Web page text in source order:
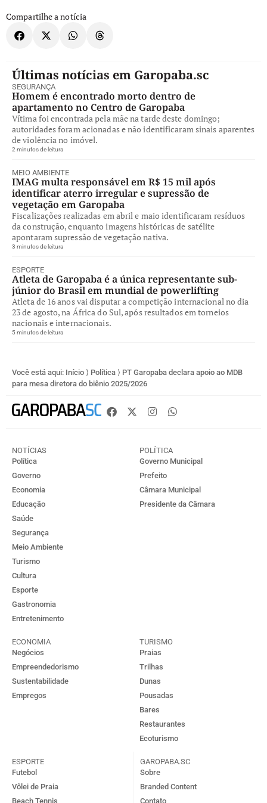
Compartilhe a notícia
Últimas notícias em Garopaba.sc
SEGURANÇA
Homem é encontrado morto dentro de
apartamento no Centro de Garopaba
Vítima foi encontrada pela mãe na tarde deste domingo;
autoridades foram acionadas e não identificaram sinais aparentes
de violência no imóvel.
2 minutos de leitura
MEIO AMBIENTE
IMAG multa responsável em R$ 15 mil após
identificar aterro irregular e supressão de
vegetação em Garopaba
Fiscalizações realizadas em abril e maio identificaram resíduos
da construção, enquanto imagens históricas de satélite
apontaram supressão de vegetação nativa.
3 minutos de leitura
ESPORTE
Atleta de Garopaba é a única representante sub-
júnior do Brasil em mundial de powerlifting
Atleta de 16 anos vai disputar a competição internacional no dia
23 de agosto, na África do Sul, após resultados em torneios
nacionais e internacionais.
5 minutos de leitura
Você está aqui: Início ⟩ Política ⟩ PT Garopaba declara apoio ao MDB
para mesa diretora do biênio 2025/2026
NOTÍCIAS
Política
Governo
Economia
Educação
Saúde
Segurança
Meio Ambiente
Turismo
Cultura
Esporte
Gastronomia
Entretenimento
POLÍTICA
Governo Municipal
Prefeito
Câmara Municipal
Presidente da Câmara
ECONOMIA
Negócios
Empreendedorismo
Sustentabilidade
Empregos
TURISMO
Praias
Trilhas
Dunas
Pousadas
Bares
Restaurantes
Ecoturismo
ESPORTE
Futebol
Vôlei de Praia
Beach Tennis
GAROPABA.SC
Sobre
Branded Content
Contato